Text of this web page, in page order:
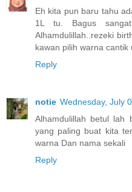
Eh kita pun baru tahu
1L tu. Bagus
Alhamdulillah..rezeki
kawan pilih warna cantik
Reply
notie Wednesday, July
Alhamdulillah betul lah
yang paling buat kita
warna Dan nama sekali
Reply